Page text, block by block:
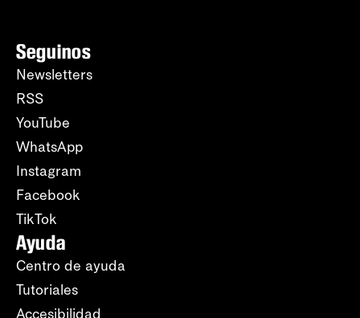
Seguinos
Newsletters
RSS
YouTube
WhatsApp
Instagram
Facebook
TikTok
Ayuda
Centro de ayuda
Tutoriales
Accesibilidad